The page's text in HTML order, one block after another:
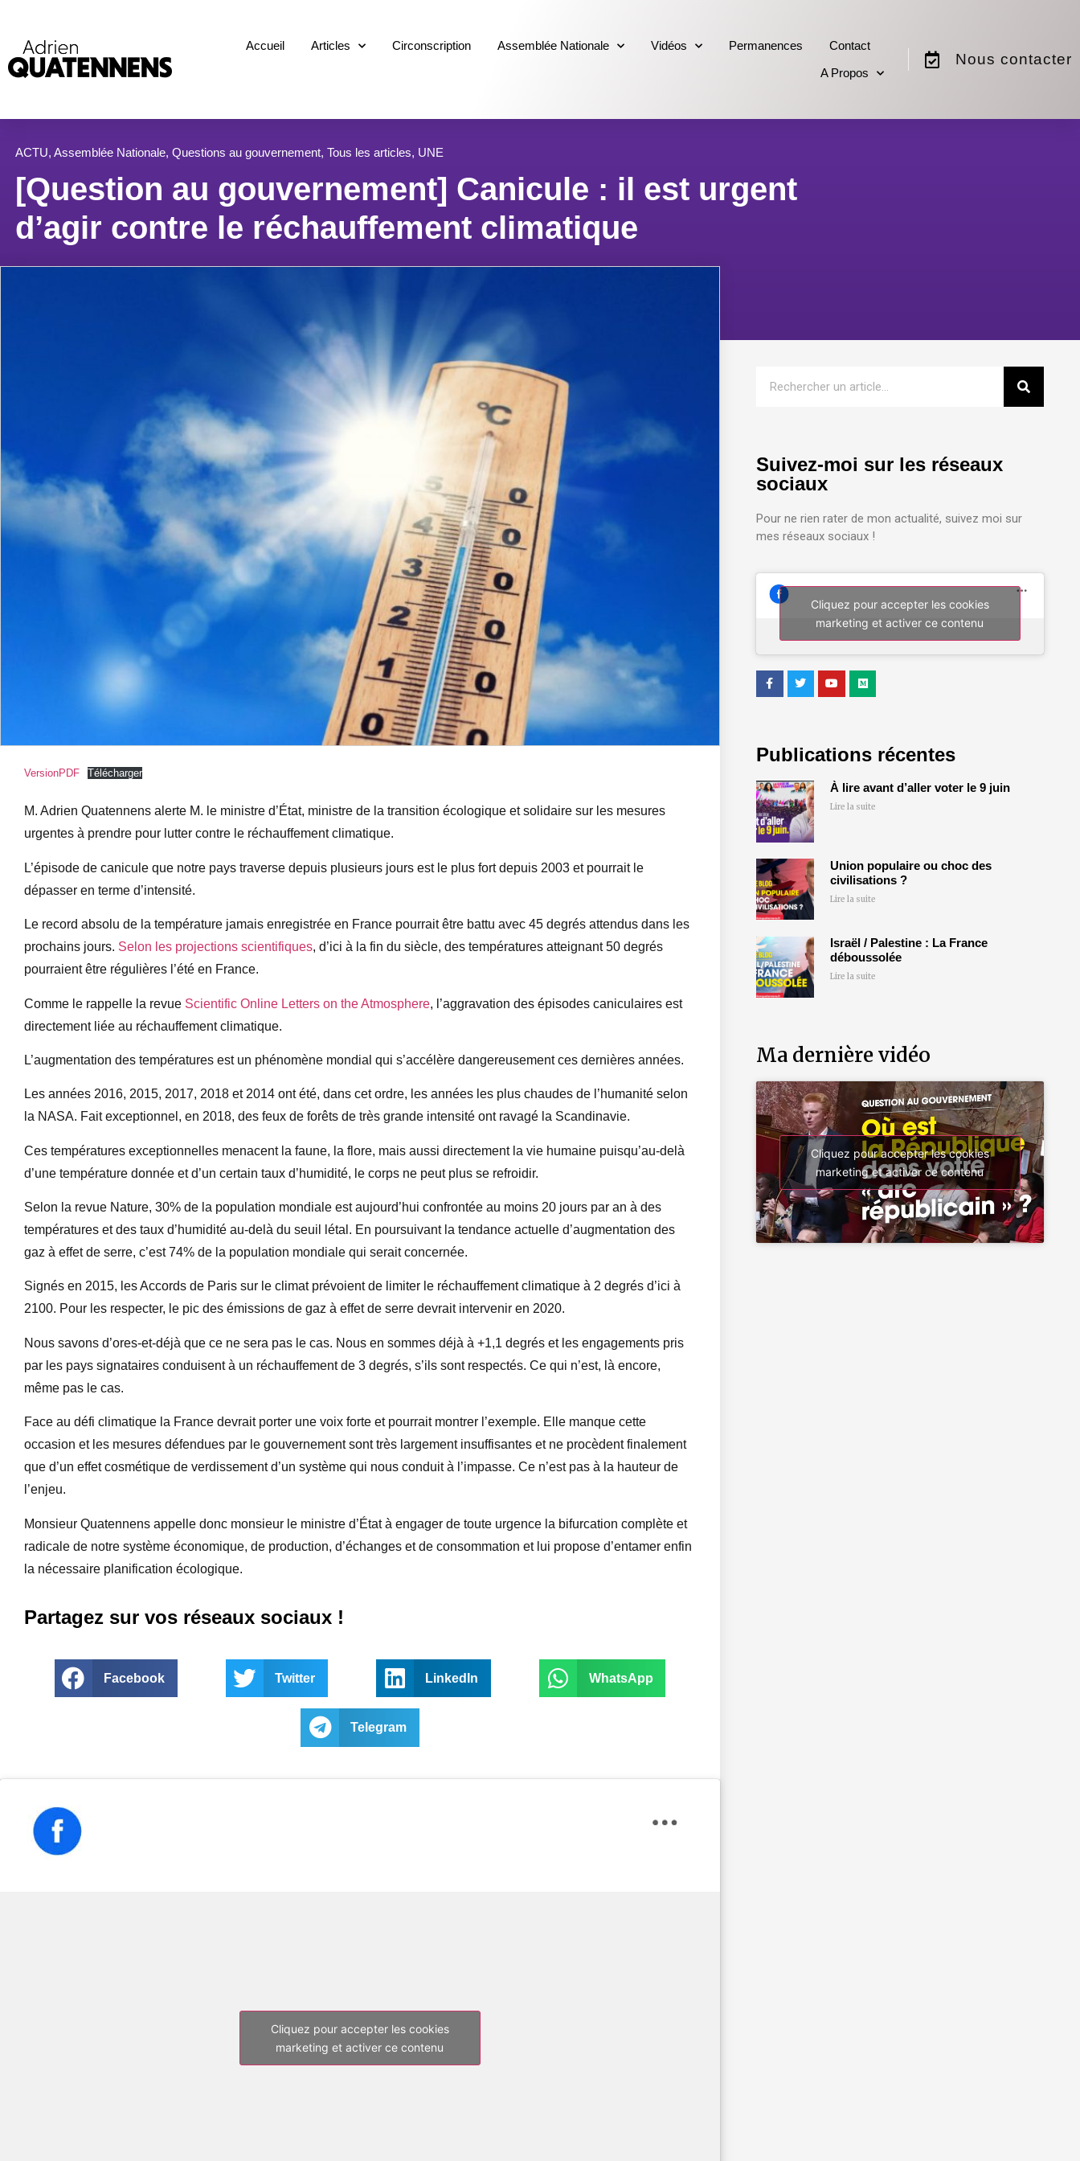
Accueil Articles Circonscription Assemblée Nationale Vidéos Permanences
Contact
A Propos
Nous contacter
ACTU, Assemblée Nationale, Questions au gouvernement, Tous les articles, UNE
[Question au gouvernement] Canicule : il est urgent
d’agir contre le réchauffement climatique
VersionPDF Télécharger
M. Adrien Quatennens alerte M. le ministre d’État, ministre de la transition écologique et solidaire sur les mesures
urgentes à prendre pour lutter contre le réchauffement climatique.
L’épisode de canicule que notre pays traverse depuis plusieurs jours est le plus fort depuis 2003 et pourrait le
dépasser en terme d’intensité.
Le record absolu de la température jamais enregistrée en France pourrait être battu avec 45 degrés attendus dans les
prochains jours. Selon les projections scientifiques, d’ici à la fin du siècle, des températures atteignant 50 degrés
pourraient être régulières l’été en France.
Comme le rappelle la revue Scientific Online Letters on the Atmosphere, l’aggravation des épisodes caniculaires est
directement liée au réchauffement climatique.
L’augmentation des températures est un phénomène mondial qui s’accélère dangereusement ces dernières années.
Les années 2016, 2015, 2017, 2018 et 2014 ont été, dans cet ordre, les années les plus chaudes de l’humanité selon
la NASA. Fait exceptionnel, en 2018, des feux de forêts de très grande intensité ont ravagé la Scandinavie.
Ces températures exceptionnelles menacent la faune, la flore, mais aussi directement la vie humaine puisqu’au-delà
d’une température donnée et d’un certain taux d’humidité, le corps ne peut plus se refroidir.
Selon la revue Nature, 30% de la population mondiale est aujourd’hui confrontée au moins 20 jours par an à des
températures et des taux d’humidité au-delà du seuil létal. En poursuivant la tendance actuelle d’augmentation des
gaz à effet de serre, c’est 74% de la population mondiale qui serait concernée.
Signés en 2015, les Accords de Paris sur le climat prévoient de limiter le réchauffement climatique à 2 degrés d’ici à
2100. Pour les respecter, le pic des émissions de gaz à effet de serre devrait intervenir en 2020.
Nous savons d’ores-et-déjà que ce ne sera pas le cas. Nous en sommes déjà à +1,1 degrés et les engagements pris
par les pays signataires conduisent à un réchauffement de 3 degrés, s’ils sont respectés. Ce qui n’est, là encore,
même pas le cas.
Face au défi climatique la France devrait porter une voix forte et pourrait montrer l’exemple. Elle manque cette
occasion et les mesures défendues par le gouvernement sont très largement insuffisantes et ne procèdent finalement
que d’un effet cosmétique de verdissement d’un système qui nous conduit à l’impasse. Ce n’est pas à la hauteur de
l’enjeu.
Monsieur Quatennens appelle donc monsieur le ministre d’État à engager de toute urgence la bifurcation complète et
radicale de notre système économique, de production, d’échanges et de consommation et lui propose d’entamer enfin
la nécessaire planification écologique.
Partagez sur vos réseaux sociaux !
Facebook Twitter LinkedIn WhatsApp
Telegram
Cliquez pour accepter les cookies
marketing et activer ce contenu
Suivez-moi sur les réseaux
sociaux
Pour ne rien rater de mon actualité, suivez moi sur
mes réseaux sociaux !
Cliquez pour accepter les cookies
marketing et activer ce contenu
Publications récentes
À lire avant d’aller voter le 9 juin
Lire la suite
Union populaire ou choc des
civilisations ?
Lire la suite
Israël / Palestine : La France
déboussolée
Lire la suite
Ma dernière vidéo
Cliquez pour accepter les cookies
marketing et activer ce contenu